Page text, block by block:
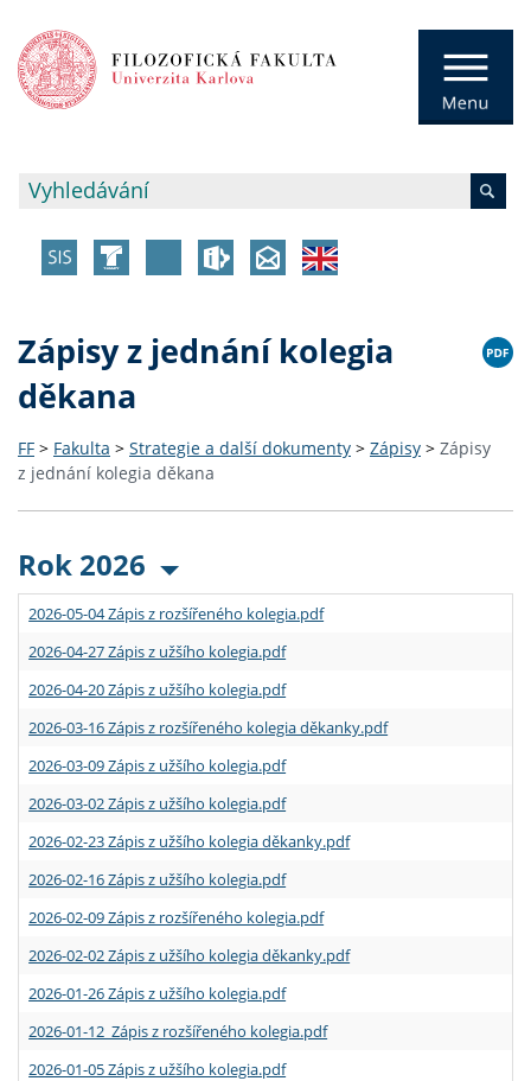
Zápisy z jednání kolegia
děkana
FF > Fakulta > Strategie a další dokumenty > Zápisy > Zápisy
z jednání kolegia děkana
Rok 2026
2026-05-04 Zápis z rozšířeného kolegia.pdf
2026-04-27 Zápis z užšího kolegia.pdf
2026-04-20 Zápis z užšího kolegia.pdf
2026-03-16 Zápis z rozšířeného kolegia děkanky.pdf
2026-03-09 Zápis z užšího kolegia.pdf
2026-03-02 Zápis z užšího kolegia.pdf
2026-02-23 Zápis z užšího kolegia děkanky.pdf
2026-02-16 Zápis z užšího kolegia.pdf
2026-02-09 Zápis z rozšířeného kolegia.pdf
2026-02-02 Zápis z užšího kolegia děkanky.pdf
2026-01-26 Zápis z užšího kolegia.pdf
2026-01-12 Zápis z rozšířeného kolegia.pdf
2026-01-05 Zápis z užšího kolegia.pdf